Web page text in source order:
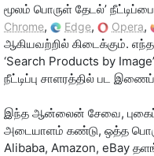
மூலம் பொருள் தேடல்’
Chrome, Edge, Opera,
ஆகியவற்றில் கிடைக்கும்.
‘Search Products by
நீட்டிப்பு சாளரத்தில் பட
இந்த ஆன்லைன் சேவை,
அடையாளம் கண்டு, ஒத்த
Alibaba, Amazon, eBay